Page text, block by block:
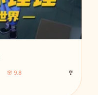
🌸 9.8 🎐